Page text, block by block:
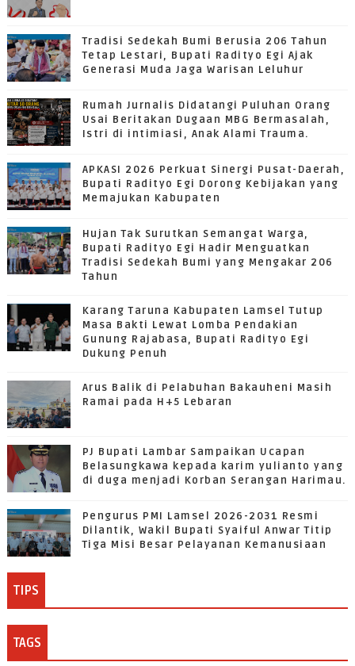
Tradisi Sedekah Bumi Berusia 206 Tahun
Tetap Lestari, Bupati Radityo Egi Ajak
Generasi Muda Jaga Warisan Leluhur
Rumah Jurnalis Didatangi Puluhan Orang
Usai Beritakan Dugaan MBG Bermasalah,
Istri di intimiasi, Anak Alami Trauma.
APKASI 2026 Perkuat Sinergi Pusat-Daerah,
Bupati Radityo Egi Dorong Kebijakan yang
Memajukan Kabupaten
Hujan Tak Surutkan Semangat Warga,
Bupati Radityo Egi Hadir Menguatkan
Tradisi Sedekah Bumi yang Mengakar 206
Tahun
Karang Taruna Kabupaten Lamsel Tutup
Masa Bakti Lewat Lomba Pendakian
Gunung Rajabasa, Bupati Radityo Egi
Dukung Penuh
Arus Balik di Pelabuhan Bakauheni Masih
Ramai pada H+5 Lebaran
PJ Bupati Lambar Sampaikan Ucapan
Belasungkawa kepada karim yulianto yang
di duga menjadi Korban Serangan Harimau.
Pengurus PMI Lamsel 2026-2031 Resmi
Dilantik, Wakil Bupati Syaiful Anwar Titip
Tiga Misi Besar Pelayanan Kemanusiaan
TIPS
TAGS